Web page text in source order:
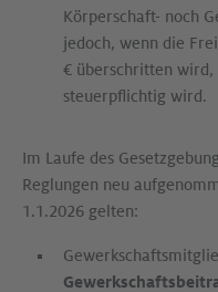
Körperschaft- noch
jedoch, wenn die
€ überschritten wird,
steuerpflichtig wird.
Im Laufe des
Reglungen neu
1.1.2026 gelten: